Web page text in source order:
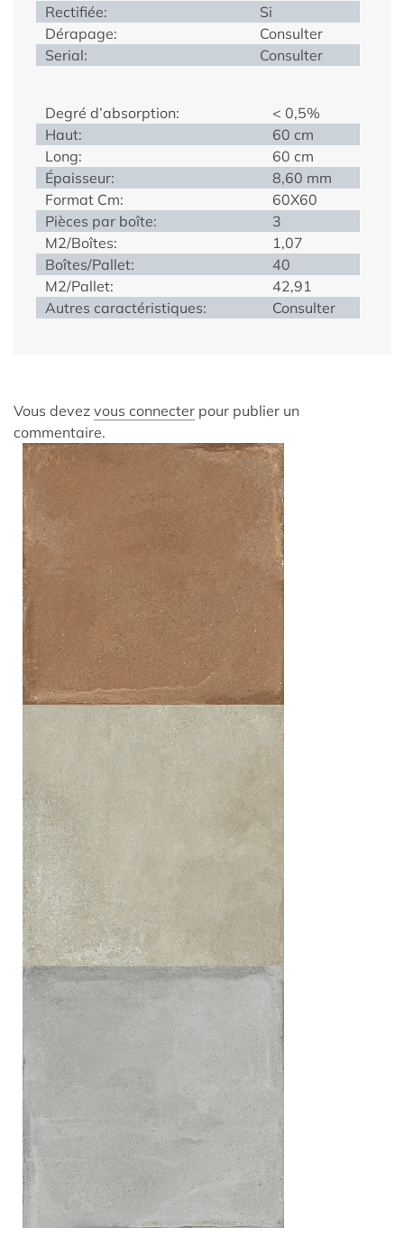
Rectifiée:
Si
Dérapage:
Consulter
Serial:
Consulter
Degré d’absorption:
< 0,5%
Haut:
60 cm
Long:
60 cm
Épaisseur:
8,60 mm
Format Cm:
60X60
Pièces par boîte:
3
M2/Boîtes:
1,07
Boîtes/Pallet:
40
M2/Pallet:
42,91
Autres caractéristiques:
Consulter
Vous devez vous connecter pour publier un
commentaire.